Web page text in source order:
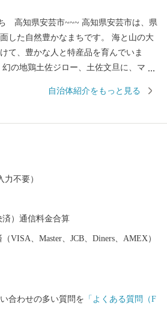
市~~~ 高知県安芸市は、県
した自然豊かなまちです。 海と山の大
て、豊かな人と特産品を育んでいま
の地鶏土佐ジロー、土佐文旦に、マン
応援よろしくお願いいたします♪ 皆様
自治体紹介をもっと見る
力不要）
済）通信料金合算
VISA、Master、JCB、Diners、AMEX）
合わせの多い質問を 「よくある質問（F